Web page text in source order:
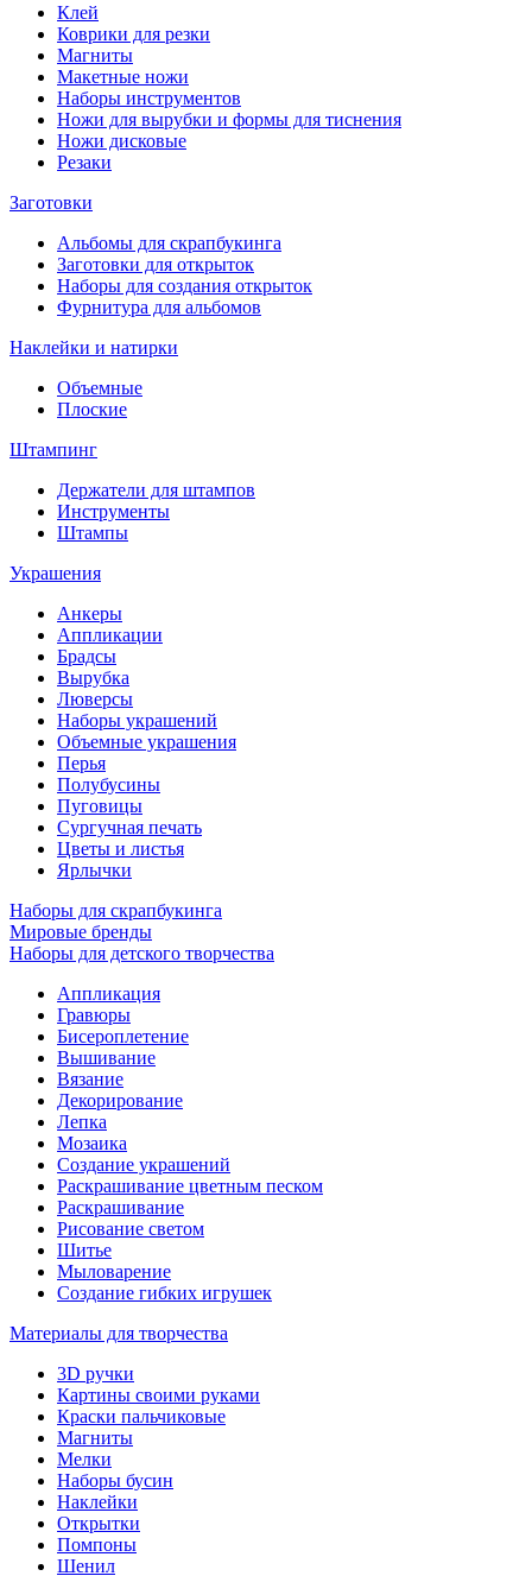
Клей
Коврики для резки
Магниты
Макетные ножи
Наборы инструментов
Ножи для вырубки и формы для тиснения
Ножи дисковые
Резаки
Заготовки
Альбомы для скрапбукинга
Заготовки для открыток
Наборы для создания открыток
Фурнитура для альбомов
Наклейки и натирки
Объемные
Плоские
Штампинг
Держатели для штампов
Инструменты
Штампы
Украшения
Анкеры
Аппликации
Брадсы
Вырубка
Люверсы
Наборы украшений
Объемные украшения
Перья
Полубусины
Пуговицы
Сургучная печать
Цветы и листья
Ярлычки
Наборы для скрапбукинга
Мировые бренды
Наборы для детского творчества
Аппликация
Гравюры
Бисероплетение
Вышивание
Вязание
Декорирование
Лепка
Мозаика
Создание украшений
Раскрашивание цветным песком
Раскрашивание
Рисование светом
Шитье
Мыловарение
Создание гибких игрушек
Материалы для творчества
3D ручки
Картины своими руками
Краски пальчиковые
Магниты
Мелки
Наборы бусин
Наклейки
Открытки
Помпоны
Шенил